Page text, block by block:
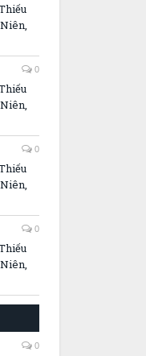
0
0
0
0